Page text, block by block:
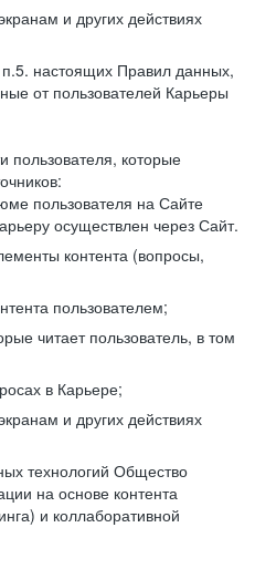
и других действиях
настоящих Правил данных,
от пользователей Карьеры
пользователя, которые
пользователя на Сайте
осуществлен через Сайт.
контента (вопросы,
пользователем;
читает пользователь, в том
в Карьере;
и других действиях
технологий Общество
на основе контента
и коллаборативной